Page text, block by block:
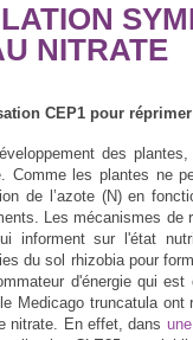
NITRATE
CEP1 pour
des
les plantes ne
de l’azote (N) en
Les mécanismes
informent sur l'état
du sol rhizobia pour
d'énergie qui
Medicago truncatula
nitrate. En effet, dans